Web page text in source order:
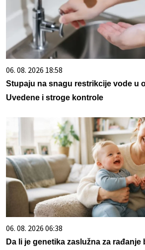
06. 08. 2026 18:58
Stupaju na snagu restrikcije vode u
Uvedene i stroge kontrole
06. 08. 2026 06:38
Da li je genetika zaslužna za